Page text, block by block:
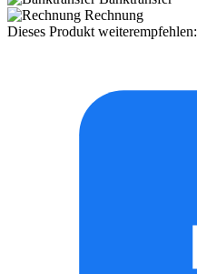
Rechnung
Dieses Produkt weiterempfehlen: